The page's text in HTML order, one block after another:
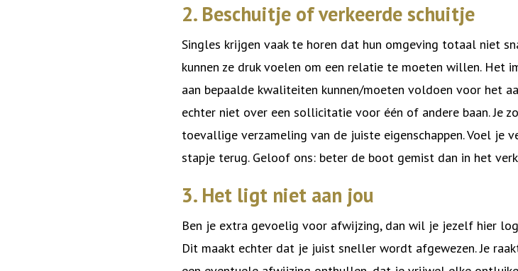
2. Beschuitje of verkeerde schuitje
Singles krijgen vaak te horen dat hun omgeving totaal niet
kunnen ze druk voelen om een relatie te moeten willen. Het
aan bepaalde kwaliteiten kunnen/moeten voldoen voor het
echter niet over een sollicitatie voor één of andere baan. Je
toevallige verzameling van de juiste eigenschappen. Voel je
stapje terug. Geloof ons: beter de boot gemist dan in het
3. Het ligt niet aan jou
Ben je extra gevoelig voor afwijzing, dan wil je jezelf hier
Dit maakt echter dat je juist sneller wordt afgewezen. Je